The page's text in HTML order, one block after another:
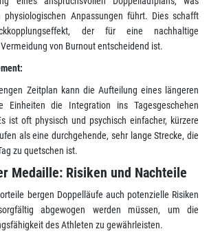
Anpassungen führt. Dies schafft
der für eine nachhaltige
von Burnout entscheidend ist.
Zeitplan kann die Aufteilung eines längeren
Einheiten die Integration ins Tagesgeschehen
ist oft physisch und psychisch einfacher, kürzere
als eine durchgehende, sehr lange Strecke, die
zu quetschen ist.
Medaille: Risiken und Nachteile
bergen Doppelläufe auch potenzielle Risiken
abgewogen werden müssen, um die
des Athleten zu gewährleisten.